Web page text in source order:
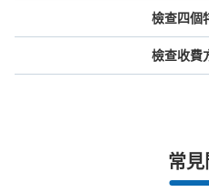
事先用
檢查四個
全國有1,000
檢查收費
最長邊未滿45cm的
常